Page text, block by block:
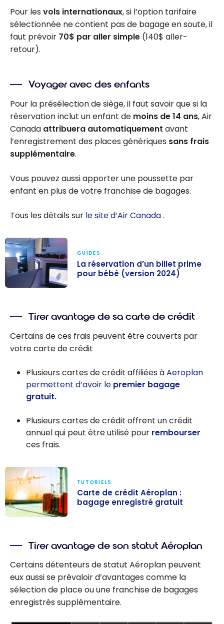
Pour les vols internationaux, si l’option tarifaire
sélectionnée ne contient pas de bagage en soute, il
faut prévoir 70$ par aller simple (140$ aller-
retour).
Voyager avec des enfants
Pour la présélection de siège, il faut savoir que si la
réservation inclut un enfant de moins de 14 ans, Air
Canada attribuera automatiquement avant
l’enregistrement des places génériques sans frais
supplémentaire.
Vous pouvez aussi apporter une poussette par
enfant en plus de votre franchise de bagages.
Tous les détails sur le site d’Air Canada.
prime pour
bébé (version
2024)
GUIDES
La réservation d’un billet prime
pour bébé (version 2024)
Tirer avantage de sa carte de crédit
Certains de ces frais peuvent être couverts par
votre carte de crédit
Plusieurs cartes de crédit affiliées àAeroplan
permettent d’avoir le premier bagage
gratuit.
Plusieurs cartes de crédit offrent un crédit
annuel qui peut être utilisé pour rembourser
ces frais.
bagage
enregistré
gratuit
TUTORIELS
Carte de crédit Aéroplan :
bagage enregistré gratuit
Tirer avantage de son statut Aéroplan
Certains détenteurs de statut Aéroplan peuvent
eux aussi se prévaloir d’avantages comme la
sélection de place ou une franchise de bagages
enregistrés supplémentaire.